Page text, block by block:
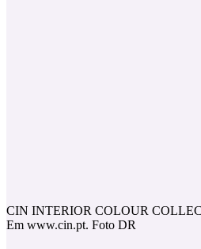
CIN INTERIOR COLOUR
Em www.cin.pt. Foto DR